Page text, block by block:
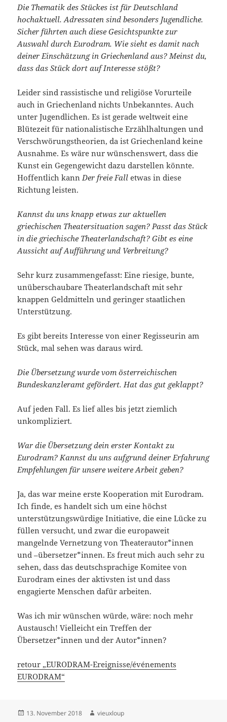
Die Thematik des Stückes ist für Deutschland
hochaktuell. Adressaten sind besonders Jugendliche.
Sicher führten auch diese Gesichtspunkte zur
Auswahl durch Eurodram. Wie sieht es damit nach
deiner Einschätzung in Griechenland aus? Meinst du,
dass das Stück dort auf Interesse stößt?
Leider sind rassistische und religiöse Vorurteile
auch in Griechenland nichts Unbekanntes. Auch
unter Jugendlichen. Es ist gerade weltweit eine
Blütezeit für nationalistische Erzählhaltungen und
Verschwörungstheorien, da ist Griechenland keine
Ausnahme. Es wäre nur wünschenswert, dass die
Kunst ein Gegengewicht dazu darstellen könnte.
Hoffentlich kann Der freie Fall etwas in diese
Richtung leisten.
Kannst du uns knapp etwas zur aktuellen
griechischen Theatersituation sagen? Passt das Stück
in die griechische Theaterlandschaft? Gibt es eine
Aussicht auf Aufführung und Verbreitung?
Sehr kurz zusammengefasst: Eine riesige, bunte,
unüberschaubare Theaterlandschaft mit sehr
knappen Geldmitteln und geringer staatlichen
Unterstützung.
Es gibt bereits Interesse von einer Regisseurin am
Stück, mal sehen was daraus wird.
Die Übersetzung wurde vom österreichischen
Bundeskanzleramt gefördert. Hat das gut geklappt?
Auf jeden Fall. Es lief alles bis jetzt ziemlich
unkompliziert.
War die Übersetzung dein erster Kontakt zu
Eurodram? Kannst du uns aufgrund deiner Erfahrung
Empfehlungen für unsere weitere Arbeit geben?
Ja, das war meine erste Kooperation mit Eurodram.
Ich finde, es handelt sich um eine höchst
unterstützungswürdige Initiative, die eine Lücke zu
füllen versucht, und zwar die europaweit
mangelnde Vernetzung von Theaterautor*innen
und –übersetzer*innen. Es freut mich auch sehr zu
sehen, dass das deutschsprachige Komitee von
Eurodram eines der aktivsten ist und dass
engagierte Menschen dafür arbeiten.
Was ich mir wünschen würde, wäre: noch mehr
Austausch! Vielleicht ein Treffen der
Übersetzer*innen und der Autor*innen?
retour „EURODRAM-Ereignisse/événements
EURODRAM“
Veröffentlicht
13. November 2018 Autor
vieuxloup